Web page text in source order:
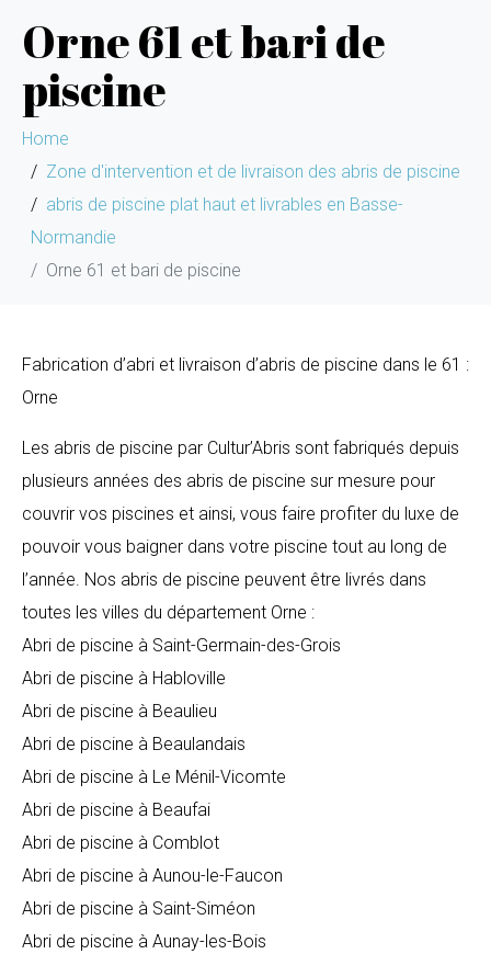
Orne 61 et bari de
piscine
Home
Zone d'intervention et de livraison des abris de piscine
abris de piscine plat haut et livrables en Basse-
Normandie
Orne 61 et bari de piscine
Fabrication d’abri et livraison d’abris de piscine dans le 61 :
Orne
Les abris de piscine par Cultur’Abris sont fabriqués depuis
plusieurs années des abris de piscine sur mesure pour
couvrir vos piscines et ainsi, vous faire profiter du luxe de
pouvoir vous baigner dans votre piscine tout au long de
l’année. Nos abris de piscine peuvent être livrés dans
toutes les villes du département Orne :
Abri de piscine à Saint-Germain-des-Grois
Abri de piscine à Habloville
Abri de piscine à Beaulieu
Abri de piscine à Beaulandais
Abri de piscine à Le Ménil-Vicomte
Abri de piscine à Beaufai
Abri de piscine à Comblot
Abri de piscine à Aunou-le-Faucon
Abri de piscine à Saint-Siméon
Abri de piscine à Aunay-les-Bois